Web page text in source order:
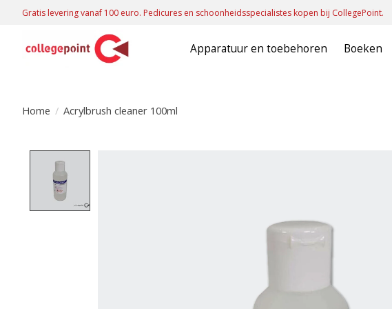
Gratis levering vanaf 100 euro. Pedicures en schoonheidsspecialistes kopen bij CollegePoint.
Apparatuur en toebehoren Boeken
Home / Acrylbrush cleaner 100ml